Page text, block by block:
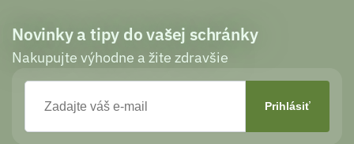
Novinky a tipy do vašej schránky
Nakupujte výhodne a žite zdravšie